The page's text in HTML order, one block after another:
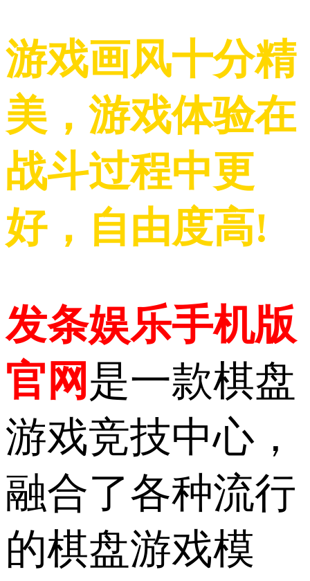
游戏画风十分精
美，游戏体验在
战斗过程中更
好，自由度高!
发条娱乐手机版
官网是一款棋盘
游戏竞技中心，
融合了各种流行
的棋盘游戏模